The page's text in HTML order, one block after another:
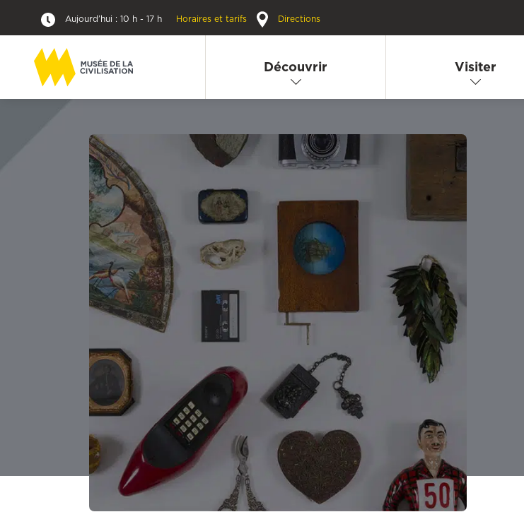
Aujourd’hui : 10 h - 17 h Horaires et tarifs Directions
Découvrir Visiter